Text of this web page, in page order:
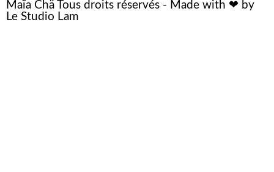
Maïa Chä Tous droits réservés - Made with ❤ by
Le Studio Lam